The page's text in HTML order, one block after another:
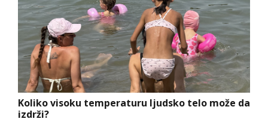
Koliko visoku temperaturu ljudsko telo može da
izdrži?